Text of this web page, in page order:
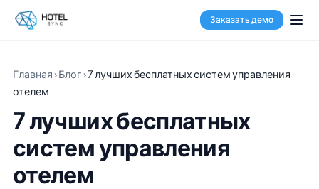
Заказать демо
Главная›Блог›7 лучших бесплатных систем управления
отелем
7 лучших бесплатных
систем управления
отелем